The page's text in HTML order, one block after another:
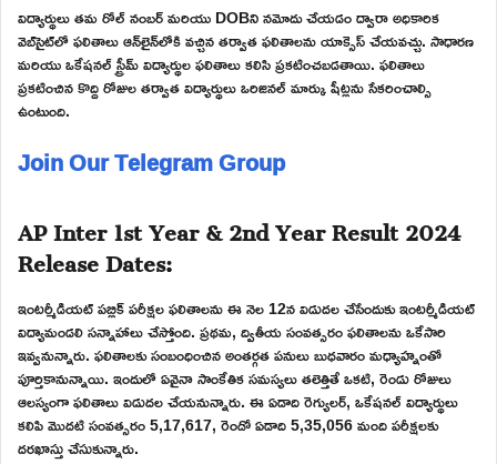
విద్యార్థులు తమ రోల్ నంబర్ మరియు DOBని నమోదు చేయడం ద్వారా అధికారిక
వెబ్‌సైట్‌లో ఫలితాలు ఆన్‌లైన్‌లోకి వచ్చిన తర్వాత ఫలితాలను యాక్సెస్ చేయవచ్చు. సాధారణ
మరియు ఒకేషనల్ స్ట్రీమ్ విద్యార్థుల ఫలితాలు కలిసి ప్రకటించబడతాయి. ఫలితాలు
ప్రకటించిన కొద్ది రోజుల తర్వాత విద్యార్థులు ఒరిజినల్ మార్కు షీట్లను సేకరించాల్సి
ఉంటుంది.
Join Our Telegram Group
AP Inter 1st Year & 2nd Year Result 2024
Release Dates:
ఇంటర్మీడియట్ పబ్లిక్ పరీక్షల ఫలితాలను ఈ నెల 12న విడుదల చేసేందుకు ఇంటర్మీడియట్
విద్యామండలి సన్నాహాలు చేస్తోంది. ప్రథమ, ద్వితీయ సంవత్సరం ఫలితాలను ఒకేసారి
ఇవ్వనున్నారు. ఫలితాలకు సంబంధించిన అంతర్గత పనులు బుధవారం మధ్యాహ్నంతో
పూర్తికానున్నాయి. ఇందులో ఏవైనా సాంకేతిక సమస్యలు తలెత్తితే ఒకటి, రెండు రోజులు
ఆలస్యంగా ఫలితాలు విడుదల చేయనున్నారు. ఈ ఏడాది రెగ్యులర్, ఒకేషనల్ విద్యార్థులు
కలిపి మొదటి సంవత్సరం 5,17,617, రెండో ఏడాది 5,35,056 మంది పరీక్షలకు
దరఖాస్తు చేసుకున్నారు.